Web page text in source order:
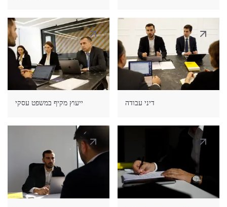
ייעוץ מקיף במשפט עסקי דיני עבודה